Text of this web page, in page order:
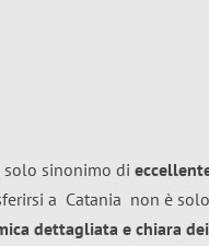
solo sinonimo di
a Catania non è
dettagliata e chiara